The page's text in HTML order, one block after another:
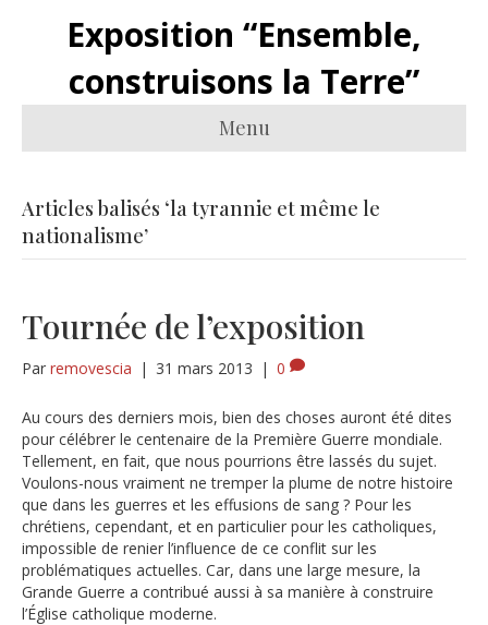
Exposition “Ensemble,
construisons la Terre”
Menu
Articles balisés ‘la tyrannie et même le
nationalisme’
Tournée de l’exposition
Par removescia | 31 mars 2013 | 0
Au cours des derniers mois, bien des choses auront été dites
pour célébrer le centenaire de la Première Guerre mondiale.
Tellement, en fait, que nous pourrions être lassés du sujet.
Voulons-nous vraiment ne tremper la plume de notre histoire
que dans les guerres et les effusions de sang ? Pour les
chrétiens, cependant, et en particulier pour les catholiques,
impossible de renier l’influence de ce conflit sur les
problématiques actuelles. Car, dans une large mesure, la
Grande Guerre a contribué aussi à sa manière à construire
l’Église catholique moderne.